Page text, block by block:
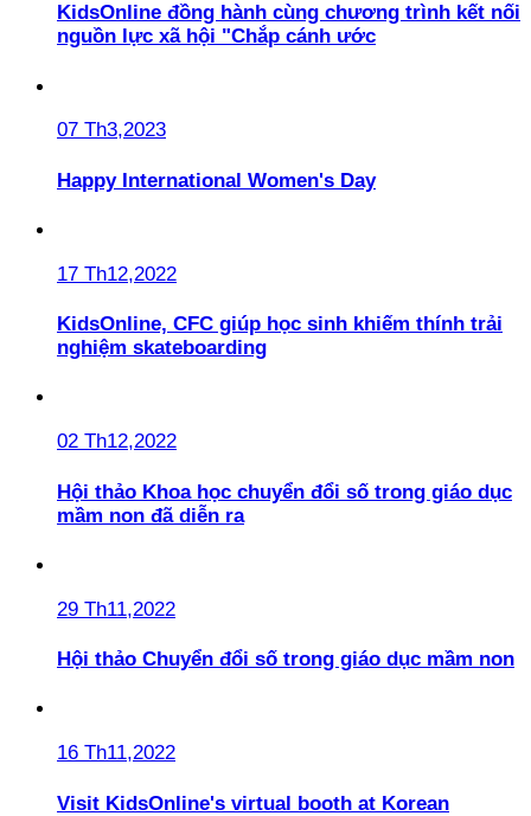
KidsOnline đồng hành cùng chương trình kết nối
nguồn lực xã hội "Chắp cánh ước
07 Th3,2023
Happy International Women's Day
17 Th12,2022
KidsOnline, CFC giúp học sinh khiếm thính trải
nghiệm skateboarding
02 Th12,2022
Hội thảo Khoa học chuyển đổi số trong giáo dục
mầm non đã diễn ra
29 Th11,2022
Hội thảo Chuyển đổi số trong giáo dục mầm non
16 Th11,2022
Visit KidsOnline's virtual booth at Korean